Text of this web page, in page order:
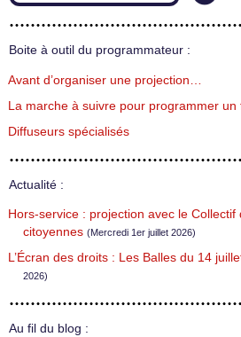
Boite à outil du programmateur :
Avant d’organiser une projection…
La marche à suivre pour programmer un
Diffuseurs spécialisés
Actualité :
Hors-service : projection avec le Collectif
citoyennes (Mercredi 1er juillet 2026)
L’Écran des droits : Les Balles du 14
2026)
Au fil du blog :